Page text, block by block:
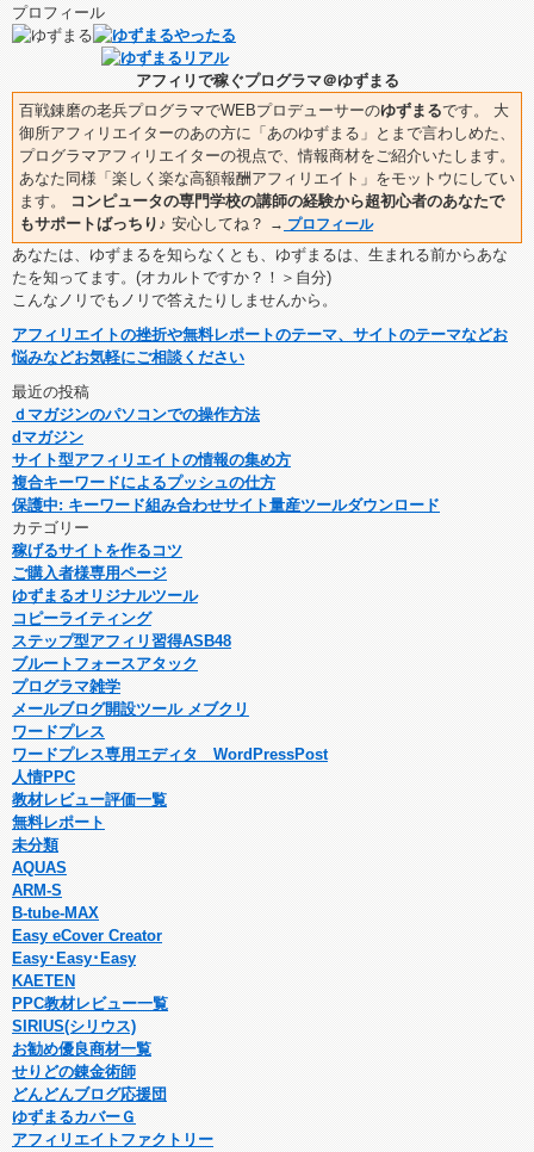
プロフィール
アフィリで稼ぐプログラマ＠ゆずまる
百戦錬磨の老兵プログラマでWEBプロデューサーのゆずまるです。 大
御所アフィリエイターのあの方に「あのゆずまる」とまで言わしめた、
プログラマアフィリエイターの視点で、情報商材をご紹介いたします。
あなた同様「楽しく楽な高額報酬アフィリエイト」をモットウにしてい
ます。
コンピュータの専門学校の講師の経験から超初心者のあなたで
もサポートばっちり♪ 安心してね？ → プロフィール
あなたは、ゆずまるを知らなくとも、ゆずまるは、生まれる前からあな
たを知ってます。(オカルトですか？！＞自分)
こんなノリでもノリで答えたりしませんから。
アフィリエイトの挫折や無料レポートのテーマ、サイトのテーマなどお
悩みなどお気軽にご相談ください
最近の投稿
ｄマガジンのパソコンでの操作方法
dマガジン
サイト型アフィリエイトの情報の集め方
複合キーワードによるプッシュの仕方
保護中: キーワード組み合わせサイト量産ツールダウンロード
カテゴリー
稼げるサイトを作るコツ
ご購入者様専用ページ
ゆずまるオリジナルツール
コピーライティング
ステップ型アフィリ習得ASB48
ブルートフォースアタック
プログラマ雑学
メールブログ開設ツール メブクリ
ワードプレス
ワードプレス専用エディタ WordPressPost
人情PPC
教材レビュー評価一覧
無料レポート
未分類
AQUAS
ARM-S
B-tube-MAX
Easy eCover Creator
Easy･Easy･Easy
KAETEN
PPC教材レビュー一覧
SIRIUS(シリウス)
お勧め優良商材一覧
せりどの錬金術師
どんどんブログ応援団
ゆずまるカバーＧ
アフィリエイトファクトリー